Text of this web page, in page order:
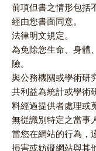
前項但書之情形包括
經由您書面同意。
法律明文規定。
為免除您生命、身體
險。
與公務機關或學術研
共利益為統計或學術
料經過提供者處理或
無從識別特定之當事
當您在網站的行為，
損害或妨礙網站與其